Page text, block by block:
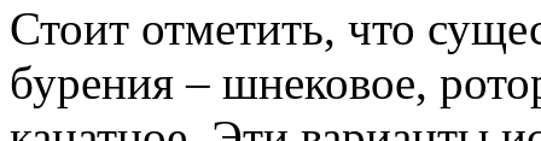
Стоит отметить, что
бурения – шнековое,